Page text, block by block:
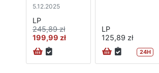
5.12.2025
LP
245,89 zł
199,99 zł
LP
125,89 zł
24H